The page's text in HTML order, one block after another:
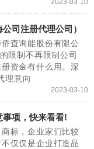
司注册代理公司）
查询能股份有限公
限制不再限制公司
资金有什么用。深
理意向
2023-03-10
事项，快来看看!
标，企业家们比较
仅仅是企业打造品